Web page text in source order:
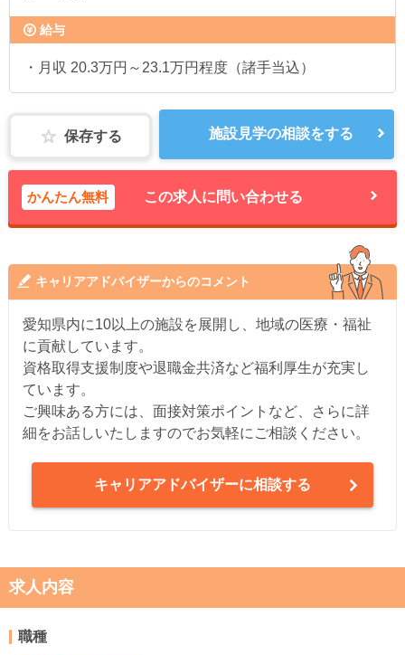
給与
・月収 20.3万円～23.1万円程度（諸手当込）
保存する 施設見学の相談をする
かんたん無料 この求人に問い合わせる
キャリアアドバイザーからのコメント
愛知県内に10以上の施設を展開し、地域の医療・福祉
に貢献しています。
資格取得支援制度や退職金共済など福利厚生が充実し
ています。
ご興味ある方には、面接対策ポイントなど、さらに詳
細をお話しいたしますのでお気軽にご相談ください。
キャリアアドバイザーに相談する
求人内容
職種